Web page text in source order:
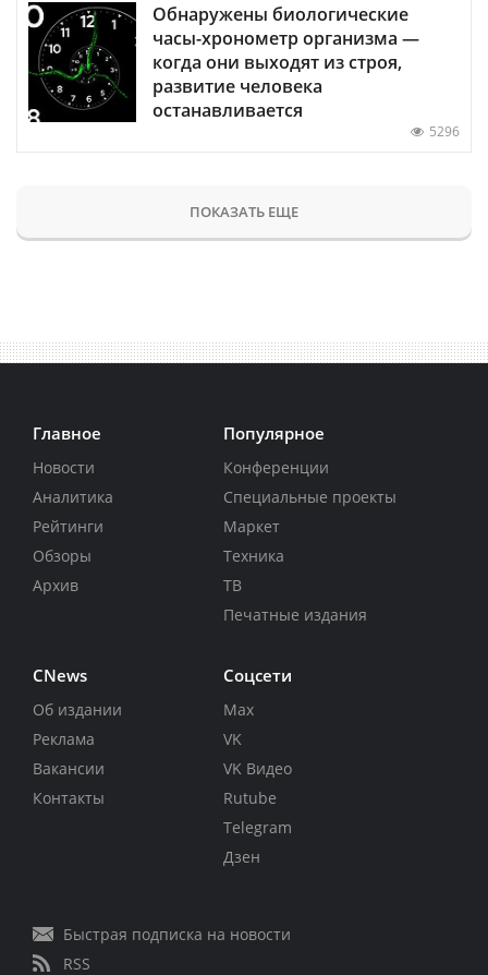
Обнаружены биологические
часы-хронометр организма —
когда они выходят из строя,
развитие человека
останавливается
5296
ПОКАЗАТЬ ЕЩЕ
Главное
Новости
Аналитика
Рейтинги
Обзоры
Архив
Популярное
Конференции
Специальные проекты
Маркет
Техника
ТВ
Печатные издания
CNews
Об издании
Реклама
Вакансии
Контакты
Соцсети
Max
VK
VK Видео
Rutube
Telegram
Дзен
Быстрая подписка на новости
RSS